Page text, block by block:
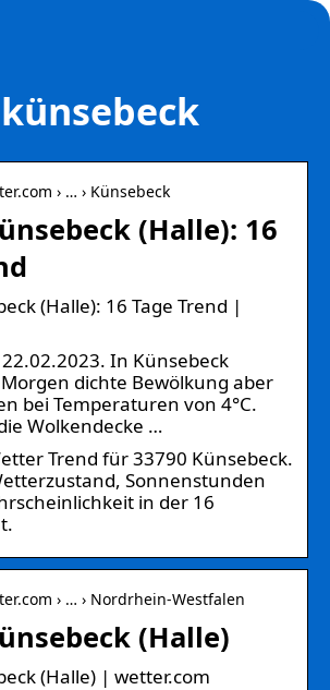
› … › Künsebeck
(Halle): 16
(Halle): 16 Tage Trend |
In Künsebeck
dichte Bewölkung aber
bei Temperaturen von 4°C.
Wolkendecke …
Trend für 33790 Künsebeck.
Sonnenstunden
in der 16
› … › Nordrhein-Westfalen
(Halle)
(Halle) | wetter.com